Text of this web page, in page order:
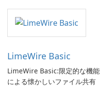
LimeWire Basic
LimeWire Basic:限定的な機能
による懐かしいファイル共有